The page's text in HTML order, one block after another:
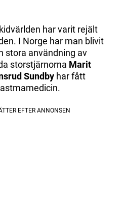
har varit rejält
I Norge har man blivit
stora användning av
storstjärnorna Marit
Sundby har fått